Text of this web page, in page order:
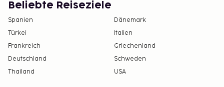
Beliebte Reiseziele
Spanien
Dänemark
Türkei
Italien
Frankreich
Griechenland
Deutschland
Schweden
Thailand
USA